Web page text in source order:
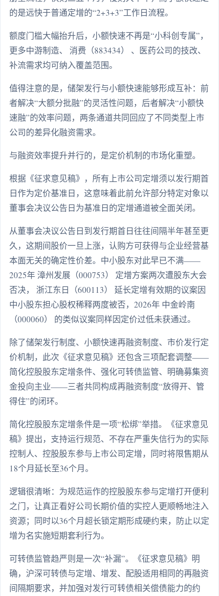
的是远快于普通定增的“2+3+3”工作日流程。
额度门槛大幅抬升后，小额快速不再是“小科创专属”，
更多中游制造、 消费（883434） 、医药公司的技改、
补流需求均可纳入覆盖范围。
值得注意的是，储架发行与小额快速能够形成互补：前
者解决“大额分批融”的灵活性问题，后者解决“小额快
速融”的效率问题，两条通道共同回应了不同类型上市
公司的差异化融资需求。
与融资效率提升并行的，是定价机制的市场化重塑。
根据《征求意见稿》，所有上市公司定增须以发行期首
日作为定价基准日，这意味着此前允许部分特定对象以
董事会决议公告日为基准日的定增通道被全面关闭。
从董事会决议公告日到发行期首日往往间隔半年甚至更
久，这期间股价一旦上涨，认购方可获得与企业经营基
本面无关的确定性价差。中小股东对此早已不满——
2025年 漳州发展（000753） 定增方案两次遭股东大会
否决， 浙江东日（600113） 延长定增有效期的议案因
中小股东担心股权稀释两度被否，2026年 中金岭南
（000060） 的类似议案同样因定价过低未获通过。
除了储架发行制度、小额快速再融资制度、市价发行定
价机制，此次《征求意见稿》还包含三项配套调整——
简化控股股东定增条件、强化可转债监管、明确募集资
金投向主业——三者共同构成再融资制度“放得开、管
得住”的闭环。
简化控股股东定增条件是一项“松绑”举措。《征求意见
稿》提出，支持运行规范、不存在严重失信行为的实际
控制人、控股股东参与上市公司定增，同时将限售期从
18个月延长至36个月。
逻辑很清晰：为规范运作的控股股东参与定增打开便利
之门，让真正看好公司长期价值的实控人更顺畅地注入
资源；同时以36个月超长锁定期形成硬约束，防止以定
增为名实施短期套利行为。
可转债监管趋严则是一次“补漏”。《征求意见稿》明
确，沪深可转债与定增、增发、配股适用相同的再融资
间隔期要求，并加强对发行可转债相关偿债能力的约